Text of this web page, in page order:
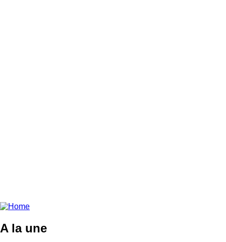
A la une